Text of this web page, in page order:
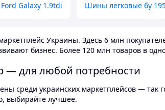
Galaxy 1.9tdi Шины легковые бу
Украины. Здесь 6 млн
бизнес. Более 120 млн товаров в
— для любой потребности
среди украинских маркетплейсов — так
выбирайте лучшее.